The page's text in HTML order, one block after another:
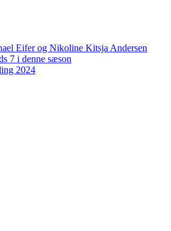
Eifer og Nikoline Kitsja Andersen
7 i denne sæson
2024